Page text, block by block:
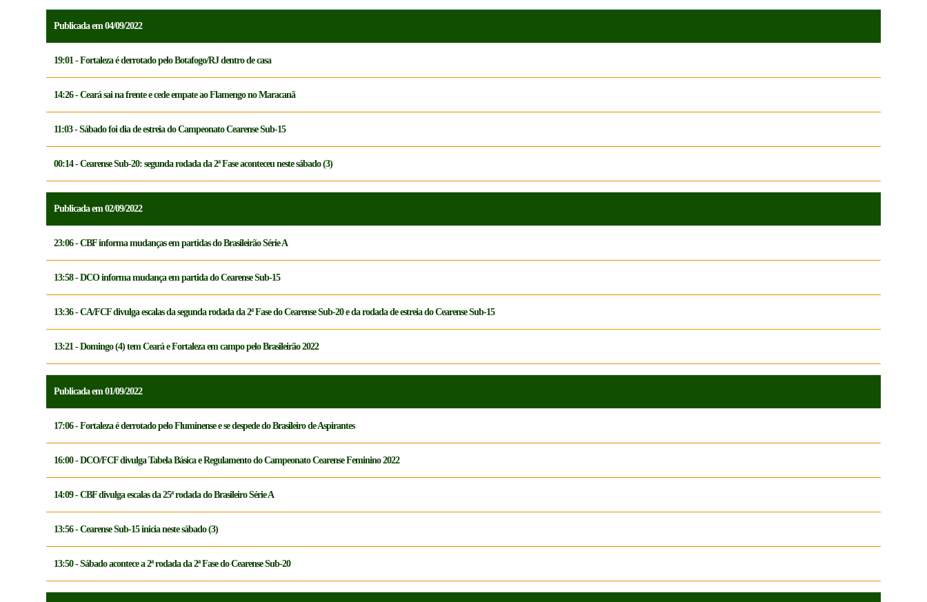
Publicada em 04/09/2022
19:01 - Fortaleza é derrotado pelo Botafogo/RJ dentro de casa
14:26 - Ceará sai na frente e cede empate ao Flamengo no Maracanã
11:03 - Sábado foi dia de estreia do Campeonato Cearense Sub-15
00:14 - Cearense Sub-20: segunda rodada da 2ª Fase aconteceu neste sábado (3)
Publicada em 02/09/2022
23:06 - CBF informa mudanças em partidas do Brasileirão Série A
13:58 - DCO informa mudança em partida do Cearense Sub-15
13:36 - CA/FCF divulga escalas da segunda rodada da 2ª Fase do Cearense Sub-20 e da rodada de estreia do Cearense Sub-15
13:21 - Domingo (4) tem Ceará e Fortaleza em campo pelo Brasileirão 2022
Publicada em 01/09/2022
17:06 - Fortaleza é derrotado pelo Fluminense e se despede do Brasileiro de Aspirantes
16:00 - DCO/FCF divulga Tabela Básica e Regulamento do Campeonato Cearense Feminino 2022
14:09 - CBF divulga escalas da 25ª rodada do Brasileiro Série A
13:56 - Cearense Sub-15 inicia neste sábado (3)
13:50 - Sábado acontece a 2ª rodada da 2ª Fase do Cearense Sub-20